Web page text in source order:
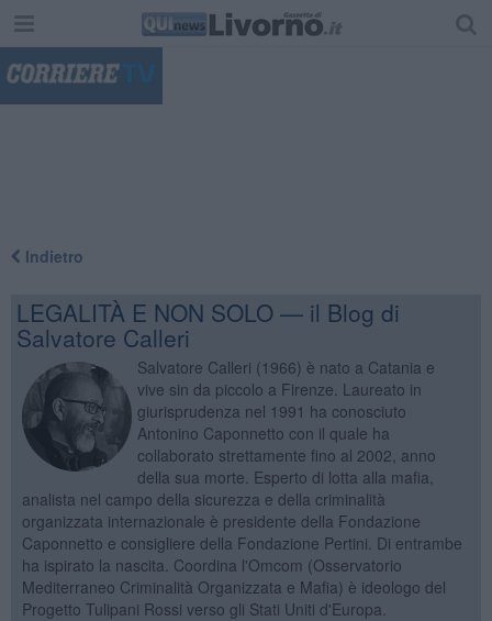
Indietro
LEGALITÀ E NON SOLO — il Blog di
Salvatore Calleri
Salvatore Calleri (1966) è nato a Catania e
vive sin da piccolo a Firenze. Laureato in
giurisprudenza nel 1991 ha conosciuto
Antonino Caponnetto con il quale ha
collaborato strettamente fino al 2002, anno
della sua morte. Esperto di lotta alla mafia,
analista nel campo della sicurezza e della criminalità
organizzata internazionale è presidente della Fondazione
Caponnetto e consigliere della Fondazione Pertini. Di entrambe
ha ispirato la nascita. Coordina l'Omcom (Osservatorio
Mediterraneo Criminalità Organizzata e Mafia) è ideologo del
Progetto Tulipani Rossi verso gli Stati Uniti d'Europa.